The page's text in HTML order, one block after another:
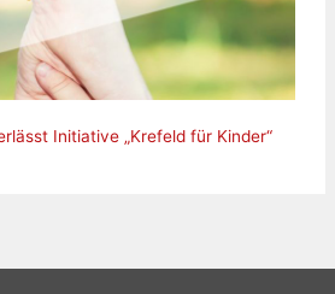
Initiative „Krefeld für Kinder“